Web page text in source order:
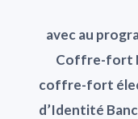
avec au
Coffre-fort
coffre-fort
d’Identité